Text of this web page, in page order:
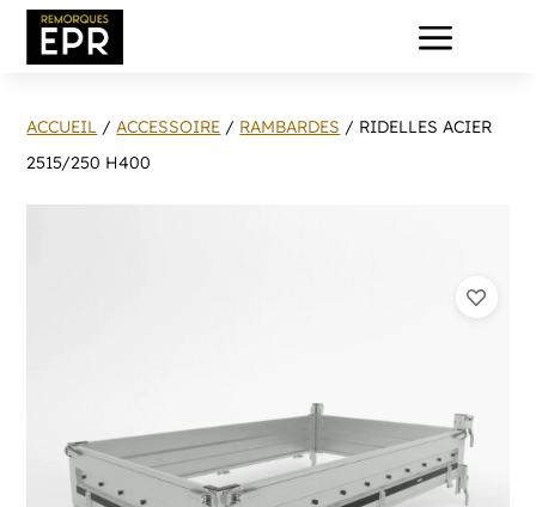
a
ACCUEIL /ACCESSOIRE / RAMBARDES / RIDELLES ACIER
2515/250 H400